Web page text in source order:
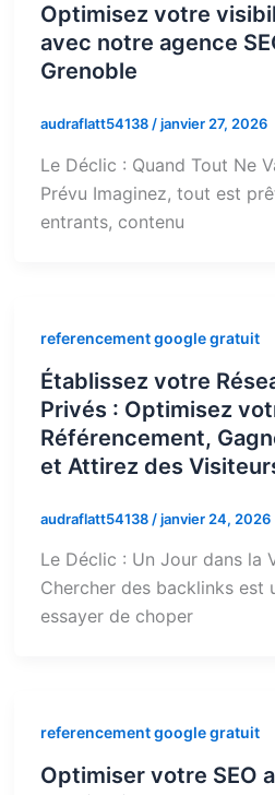
Optimisez votre
avec notre agence
Grenoble
audraflatt54138/janvier 27, 2026
Le Déclic : Quand Tout Ne
Prévu Imaginez, tout est
entrants, contenu
referencement google gratuit
Établissez votre
Privés : Optimisez
Référencement,
et Attirez des
audraflatt54138 /janvier 24, 2026
Le Déclic : Un Jour dans la
Chercher des backlinks est
essayer de choper
referencement google gratuit
Optimiser votre SEO